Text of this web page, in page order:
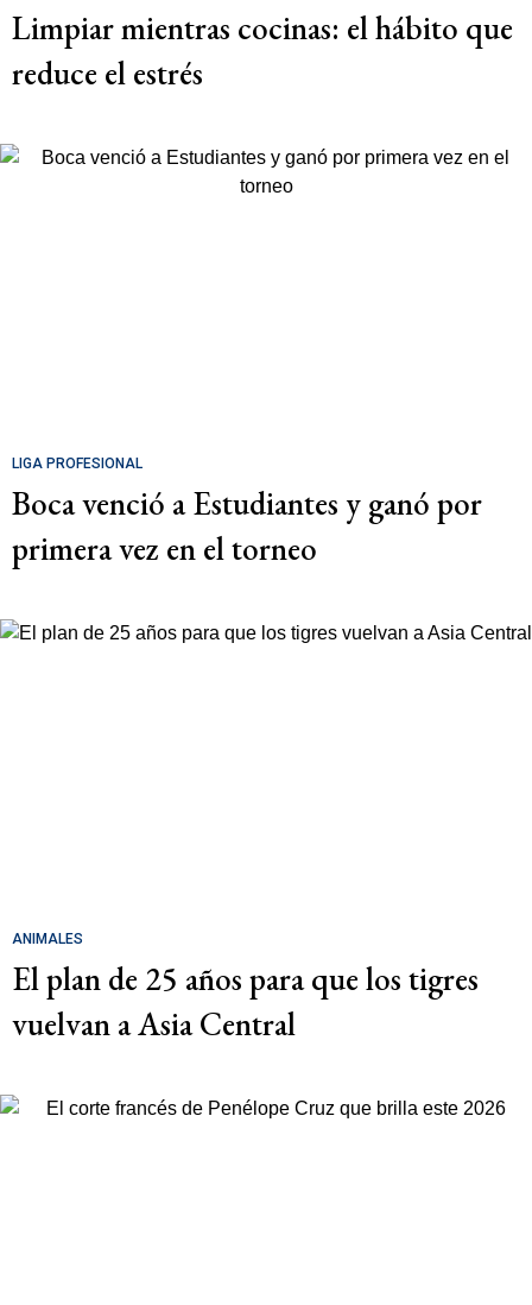
Limpiar mientras cocinas: el hábito que
reduce el estrés
LIGA PROFESIONAL
Boca venció a Estudiantes y ganó por
primera vez en el torneo
ANIMALES
El plan de 25 años para que los tigres
vuelvan a Asia Central